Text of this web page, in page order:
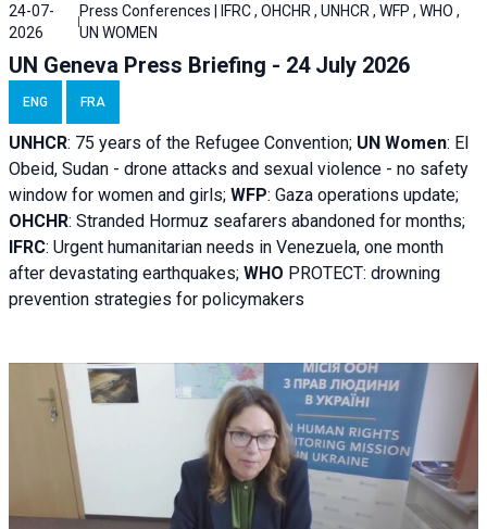
24-07-
2026
Press Conferences | IFRC , OHCHR , UNHCR , WFP , WHO ,
UN WOMEN
UN Geneva Press Briefing - 24 July 2026
ENG FRA
UNHCR: 75 years of the Refugee Convention; UN Women: El
Obeid, Sudan - drone attacks and sexual violence - no safety
window for women and girls; WFP: Gaza operations update;
OHCHR: Stranded Hormuz seafarers abandoned for months;
IFRC: Urgent humanitarian needs in Venezuela, one month
after devastating earthquakes; WHO PROTECT: drowning
prevention strategies for policymakers